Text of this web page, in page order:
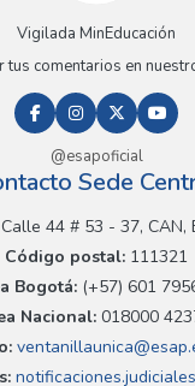
Vigilada MinEducación
tus comentarios en
@esapoficial
Sede
44 # 53 - 37, CAN,
Código postal: 111321
Bogotá:(+57) 601
Nacional: 018000